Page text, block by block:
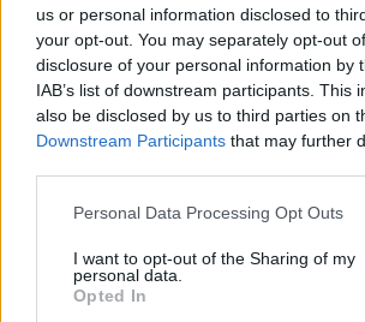
us or personal information disclosed to
your opt-out. You may separately opt-out
disclosure of your personal information by
IAB’s list of downstream participants. This
also be disclosed by us to third parties on
Downstream Participants that may further
Please note that this website/app uses one
not limited to your visit or usage behaviour.
grant or deny consent to Google and its
use your data for below specified purposes
Personal Data Processing Opt Outs
I want to opt-out of the Sharing of my
personal data.
Opted In